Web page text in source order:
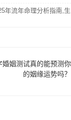
年流年命理分析指南,生
婚姻测试真的能预测你
的姻缘运势吗？